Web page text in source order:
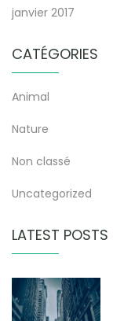
janvier 2017
CATÉGORIES
Animal
Nature
Non classé
Uncategorized
LATEST POSTS